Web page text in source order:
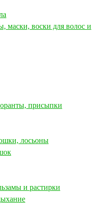
маски, воски для волос и
присыпки
лосьоны
и растирки